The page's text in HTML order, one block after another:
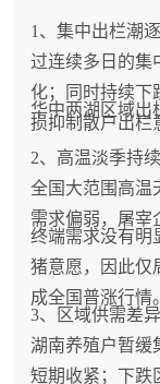
1、集中出栏潮
过连续多日的集
化；同时持续下
损抑制散户出栏
华中两湖区域出
2、高温淡季持
全国大范围高温
需求偏弱，屠宰
终端需求没有明
猪意愿，因此仅
成全国普涨行情。
3、区域供需差
湖南养殖户暂缓
短期收紧；下跌